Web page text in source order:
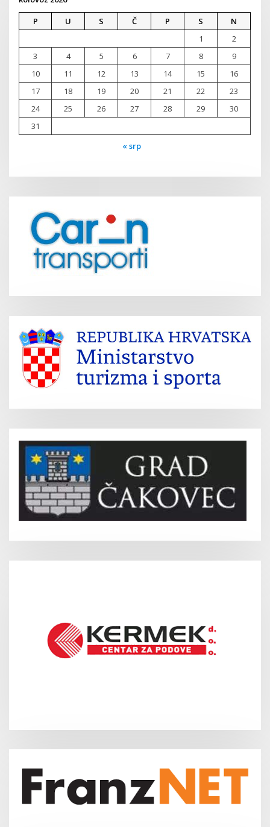
P
U S Č P S
N
1
2
3
4 5 6 7 8
9
10
11 12 13 14 15
16
17
18 19 20 21 22
23
24
25 26 27 28 29
30
31
« srp